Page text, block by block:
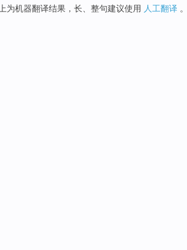
为机器翻译结果，长、整句建议使用 人工翻译